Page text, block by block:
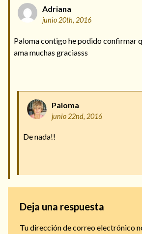
Adriana
junio 20th, 2016
Paloma contigo he podido confirmar
ama muchas graciasss
Paloma
junio 22nd, 2016
De nada!!
Deja una respuesta
Tu dirección de correo electrónico